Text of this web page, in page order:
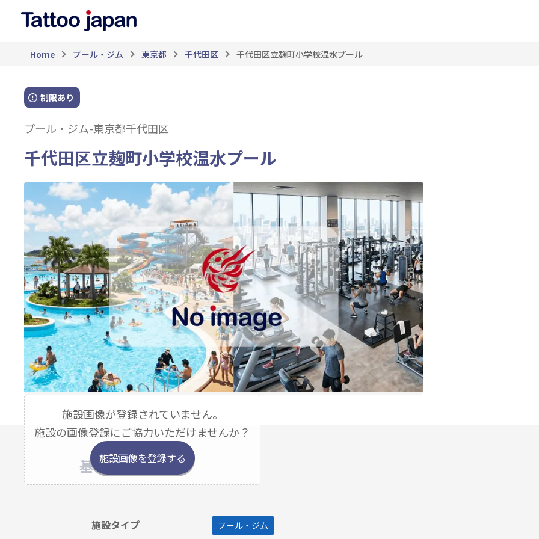
Home プール・ジム 東京都 千代田区 千代田区立麹町小学校温水プール
制限あり
プール・ジム-東京都千代田区
千代田区立麹町小学校温水プール
施設画像が登録されていません。
施設の画像登録にご協力いただけませんか？
施設画像を登録する
基本情報
施設タイプ プール・ジム